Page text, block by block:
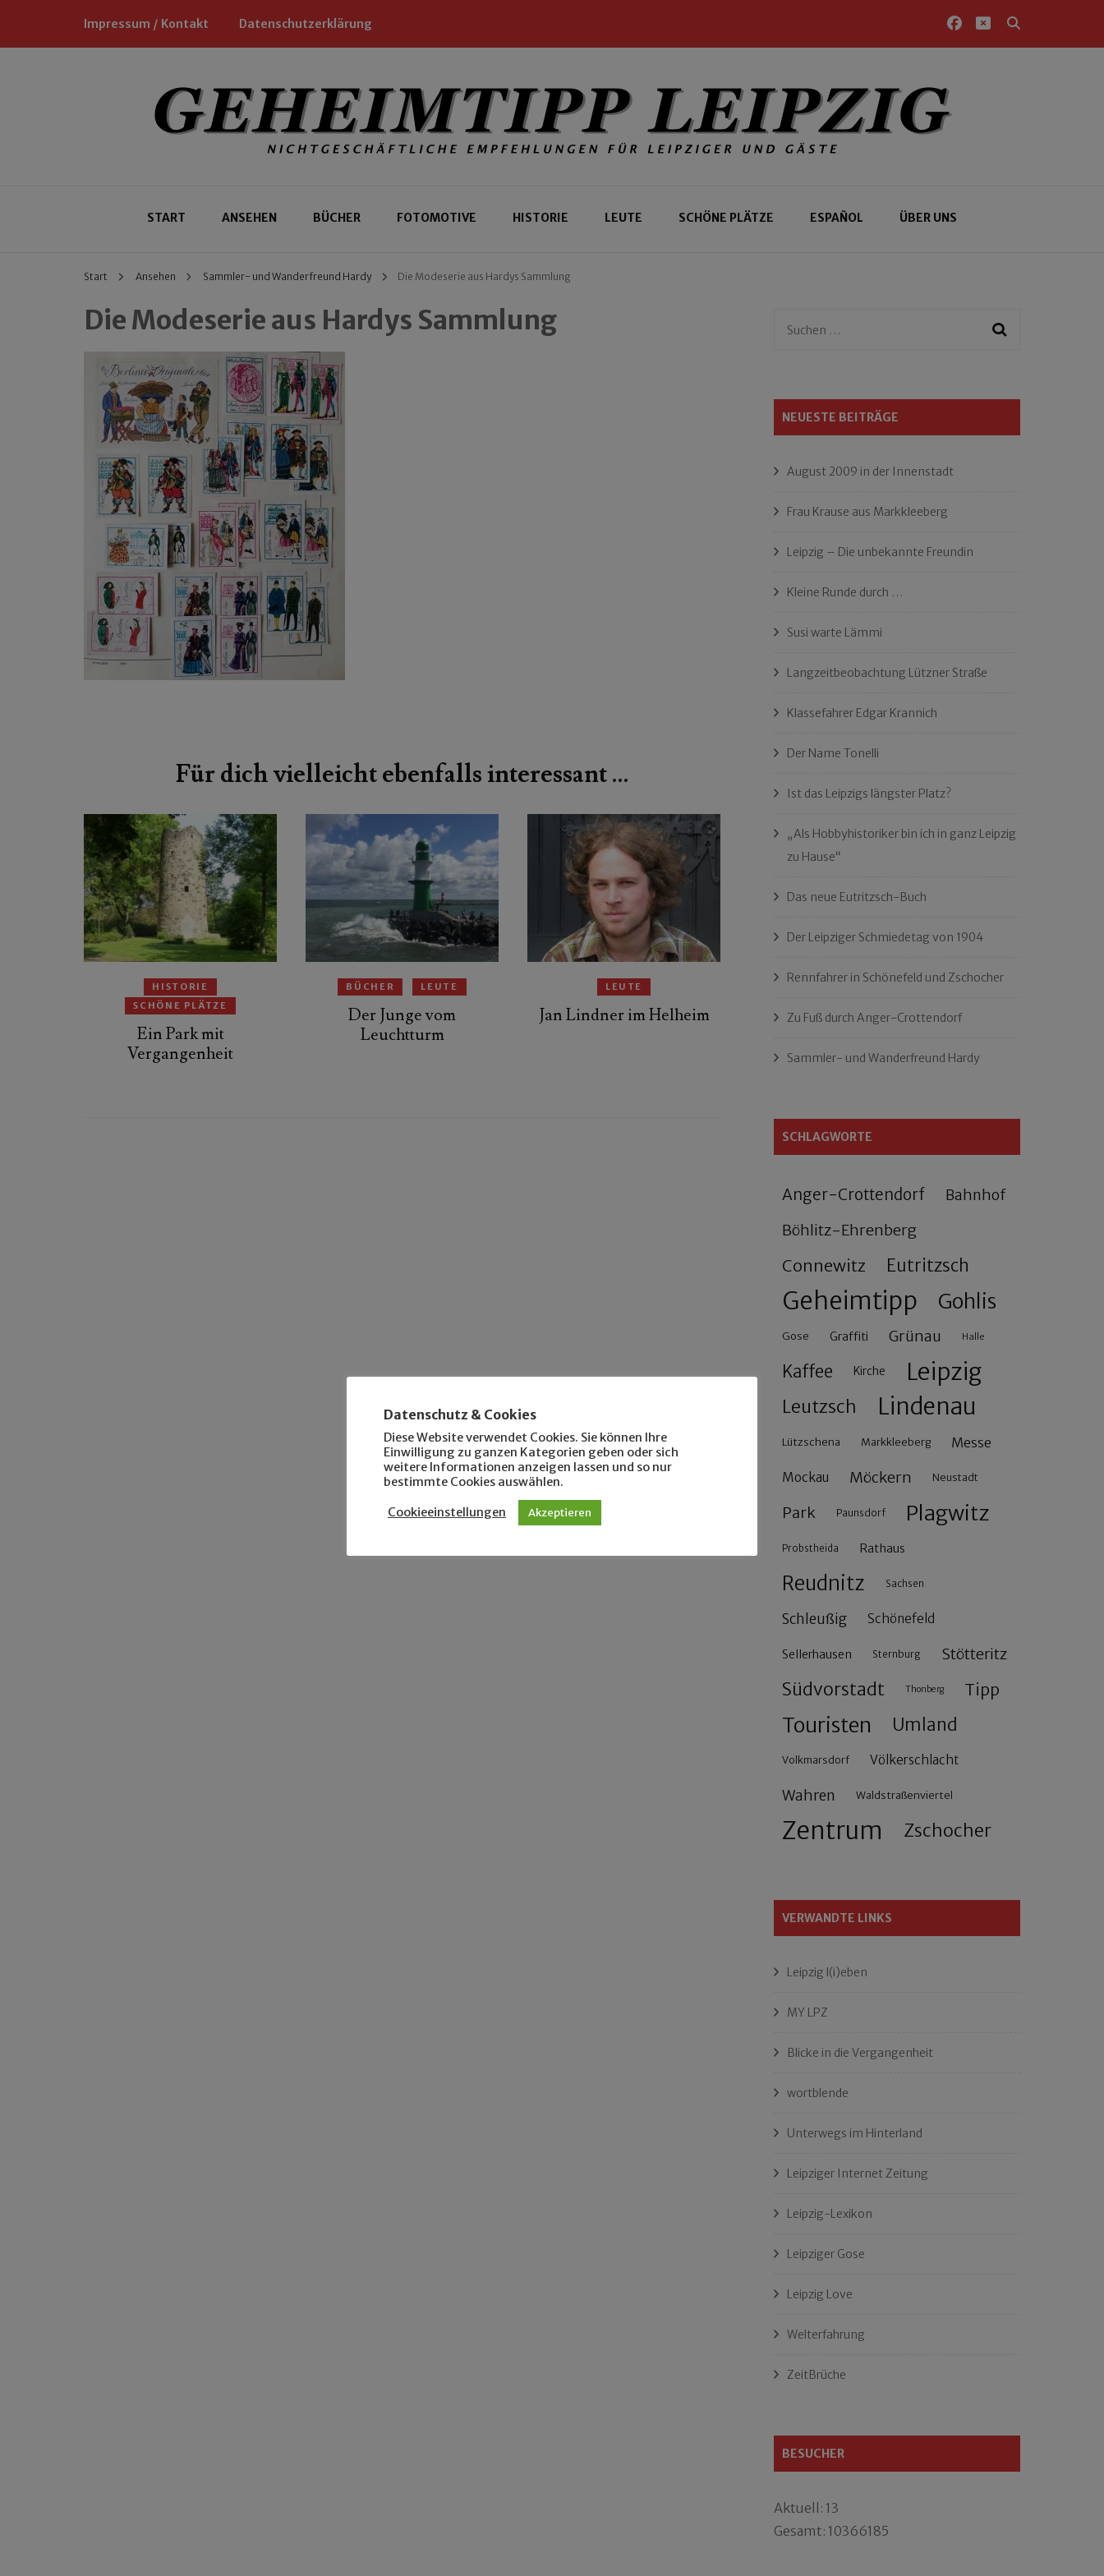
Impressum / Kontakt Datenschutzerklärung
Geheimtipp Leipzig
START ANSEHEN BÜCHER FOTOMOTIVE HISTORIE LEUTE SCHÖNE PLÄTZE ESPAÑOL ÜBER UNS
Start Ansehen Sammler- und Wanderfreund Hardy Die Modeserie aus Hardys Sammlung
Die Modeserie aus Hardys Sammlung
Für dich vielleicht ebenfalls interessant …
HISTORIE
SCHÖNE PLÄTZE
Ein Park mit
Vergangenheit
BÜCHER LEUTE
Der Junge vom
Leuchtturm
LEUTE
Jan Lindner im Helheim
Suchen
NEUESTE BEITRÄGE
August 2009 in der Innenstadt
Frau Krause aus Markkleeberg
Leipzig – Die unbekannte Freundin
Kleine Runde durch …
Susi warte Lämmi
Langzeitbeobachtung Lützner Straße
Klassefahrer Edgar Krannich
Der Name Tonelli
Ist das Leipzigs längster Platz?
„Als Hobbyhistoriker bin ich in ganz Leipzig
zu Hause“
Das neue Eutritzsch-Buch
Der Leipziger Schmiedetag von 1904
Rennfahrer in Schönefeld und Zschocher
Zu Fuß durch Anger-Crottendorf
Sammler- und Wanderfreund Hardy
SCHLAGWORTE
Anger-Crottendorf Bahnhof
Böhlitz-Ehrenberg
Connewitz Eutritzsch
Geheimtipp Gohlis
Gose Graffiti Grünau Halle
Kaffee Kirche Leipzig
Leutzsch Lindenau
Lützschena Markkleeberg Messe
Mockau Möckern Neustadt
Park Paunsdorf Plagwitz
Probstheida Rathaus
Reudnitz Sachsen
Schleußig Schönefeld
Sellerhausen Sternburg Stötteritz
Südvorstadt Thonberg Tipp
Touristen Umland
Volkmarsdorf Völkerschlacht
Wahren Waldstraßenviertel
Zentrum Zschocher
VERWANDTE LINKS
Leipzig l(i)eben
MY LPZ
Blicke in die Vergangenheit
wortblende
Unterwegs im Hinterland
Leipziger Internet Zeitung
Leipzig-Lexikon
Leipziger Gose
Leipzig Love
Welterfahrung
ZeitBrüche
BESUCHER
Aktuell: 13
Gesamt: 10366185
Datenschutz & Cookies
Diese Website verwendet Cookies. Sie können Ihre
Einwilligung zu ganzen Kategorien geben oder sich
weitere Informationen anzeigen lassen und so nur
bestimmte Cookies auswählen.
Cookieeinstellungen Akzeptieren